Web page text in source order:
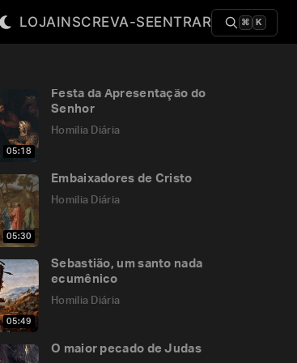
LOJAINSCREVA-SEENTRAR ⌘ K
05:18
Festa da Apresentação do
Senhor
Homilia Diária
05:30
Embaixadores de Cristo
Homilia Diária
05:49
Sebastião, um santo nada
ecumênico
Homilia Diária
O maior pecado de Judas